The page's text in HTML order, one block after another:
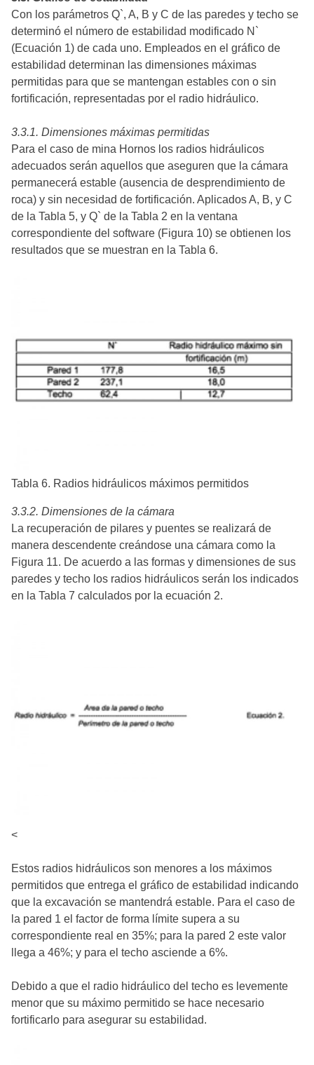
Con los parámetros Q`, A, B y C de las paredes y techo se
determinó el número de estabilidad modificado N`
(Ecuación 1) de cada uno. Empleados en el gráfico de
estabilidad determinan las dimensiones máximas
permitidas para que se mantengan estables con o sin
fortificación, representadas por el radio hidráulico.
3.3.1. Dimensiones máximas permitidas
Para el caso de mina Hornos los radios hidráulicos
adecuados serán aquellos que aseguren que la cámara
permanecerá estable (ausencia de desprendimiento de
roca) y sin necesidad de fortificación. Aplicados A, B, y C
de la Tabla 5, y Q` de la Tabla 2 en la ventana
correspondiente del software (Figura 10) se obtienen los
resultados que se muestran en la Tabla 6.
Tabla 6. Radios hidráulicos máximos permitidos
3.3.2. Dimensiones de la cámara
La recuperación de pilares y puentes se realizará de
manera descendente creándose una cámara como la
Figura 11. De acuerdo a las formas y dimensiones de sus
paredes y techo los radios hidráulicos serán los indicados
en la Tabla 7 calculados por la ecuación 2.
<
Estos radios hidráulicos son menores a los máximos
permitidos que entrega el gráfico de estabilidad indicando
que la excavación se mantendrá estable. Para el caso de
la pared 1 el factor de forma límite supera a su
correspondiente real en 35%; para la pared 2 este valor
llega a 46%; y para el techo asciende a 6%.
Debido a que el radio hidráulico del techo es levemente
menor que su máximo permitido se hace necesario
fortificarlo para asegurar su estabilidad.